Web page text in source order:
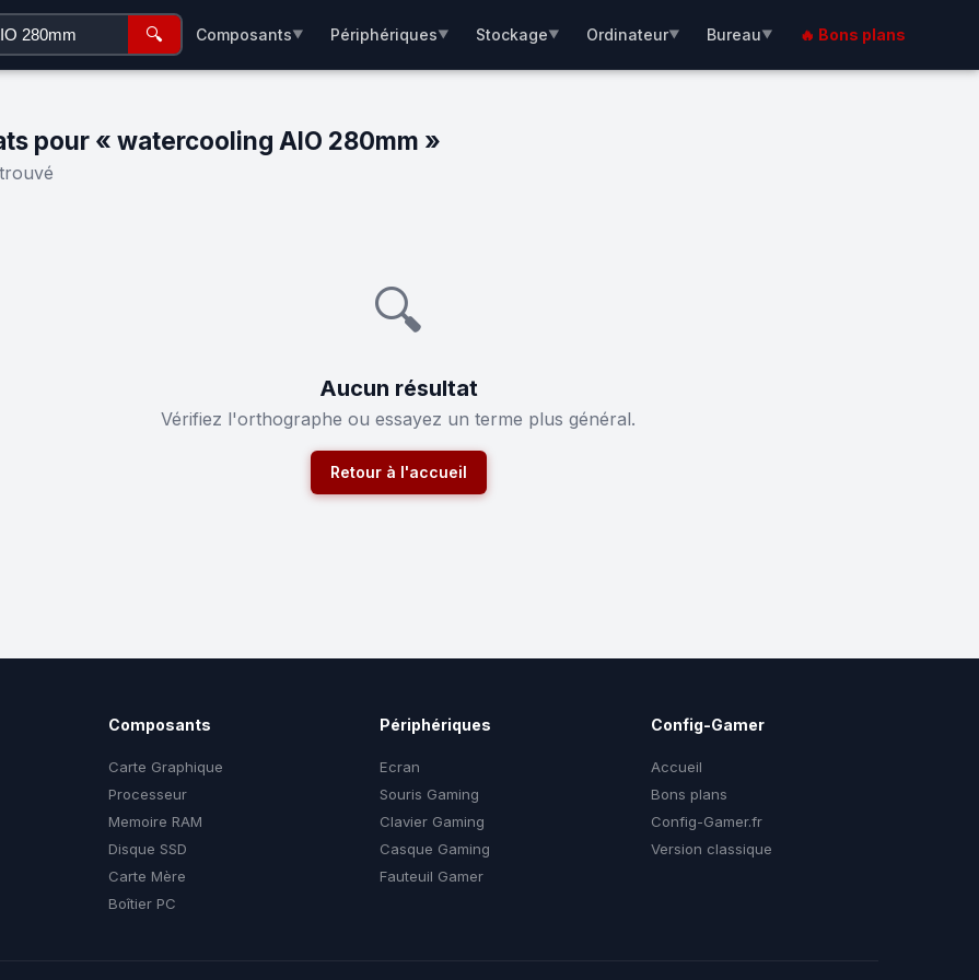
🔍 Composants▼ Périphériques▼ Stockage▼ Ordinateur▼ Bureau▼ 🔥 Bons plans
pour « watercooling AIO 280mm »
🔍
Aucun résultat
Vérifiez l'orthographe ou essayez un terme plus général.
Retour à l'accueil
Composants
Carte Graphique
Processeur
Memoire RAM
Disque SSD
Carte Mère
Boîtier PC
Périphériques
Ecran
Souris Gaming
Clavier Gaming
Casque Gaming
Fauteuil Gamer
Config-Gamer
Accueil
Bons plans
Config-Gamer.fr
Version classique